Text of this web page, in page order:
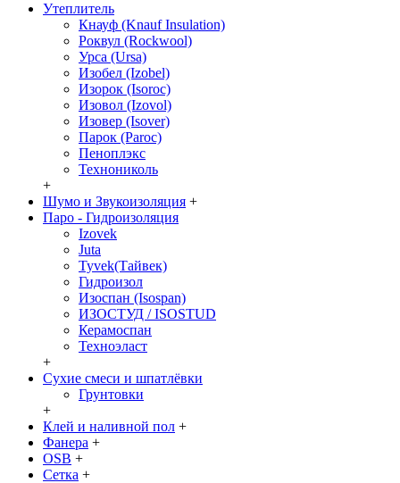
Утеплитель
Кнауф (Knauf Insulation)
Роквул (Rockwool)
Урса (Ursa)
Изобел (Izobel)
Изорок (Isoroc)
Изовол (Izovol)
Изовер (Isover)
Парок (Paroс)
Пеноплэкс
Технониколь
+
Шумо и Звукоизоляция +
Паро - Гидроизоляция
Izovek
Juta
Tyvek(Тайвек)
Гидроизол
Изоспан (Isospan)
ИЗОСТУД / ISOSTUD
Керамоспан
Техноэласт
+
Сухие смеси и шпатлёвки
Грунтовки
+
Клей и наливной пол +
Фанера +
OSB +
Сетка +